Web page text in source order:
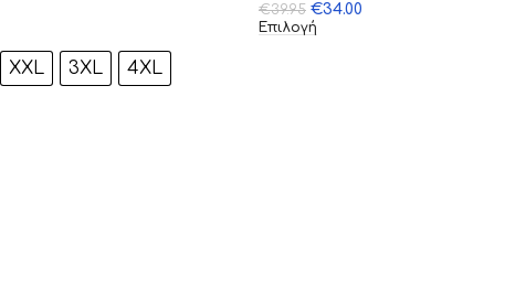
XXL 3XL 4XL
€39.95 €34.00
Επιλογή